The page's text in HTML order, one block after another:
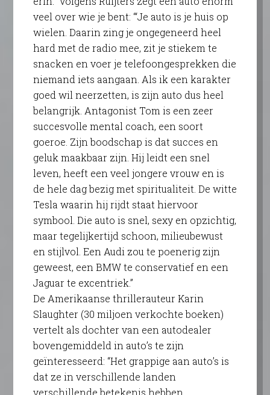
veel over wie je bent: “‘Je auto is je huis op
wielen. Daarin zing je ongegeneerd heel
hard met de radio mee, zit je stiekem te
snacken en voer je telefoongesprekken die
niemand iets aangaan. Als ik een karakter
goed wil neerzetten, is zijn auto dus heel
belangrijk. Antagonist Tom is een zeer
succesvolle mental coach, een soort
goeroe. Zijn boodschap is dat succes en
geluk maakbaar zijn. Hij leidt een snel
leven, heeft een veel jongere vrouw en is
de hele dag bezig met spiritualiteit. De witte
Tesla waarin hij rijdt staat hiervoor
symbool. Die auto is snel, sexy en opzichtig,
maar tegelijkertijd schoon, milieubewust
en stijlvol. Een Audi zou te poenerig zijn
geweest, een BMW te conservatief en een
Jaguar te excentriek.”
De Amerikaanse thrillerauteur Karin
Slaughter (30 miljoen verkochte boeken)
vertelt als dochter van een autodealer
bovengemiddeld in auto’s te zijn
geïnteresseerd: “Het grappige aan auto’s is
dat ze in verschillende landen
verschillende betekenis hebben.